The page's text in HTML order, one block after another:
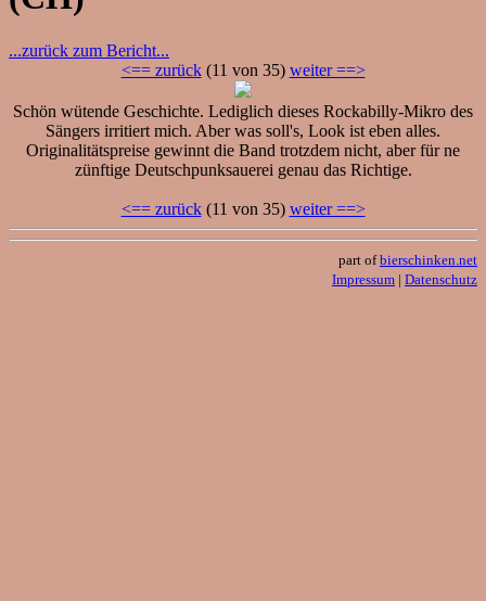
...zurück zum Bericht...
<== zurück(11 von 35) weiter ==>
Schön wütende Geschichte. Lediglich dieses Rockabilly-Mikro des
Sängers irritiert mich. Aber was soll's, Look ist eben alles.
Originalitätspreise gewinnt die Band trotzdem nicht, aber für ne
zünftige Deutschpunksauerei genau das Richtige.
<== zurück(11 von 35) weiter ==>
part ofbierschinken.net
Impressum | Datenschutz